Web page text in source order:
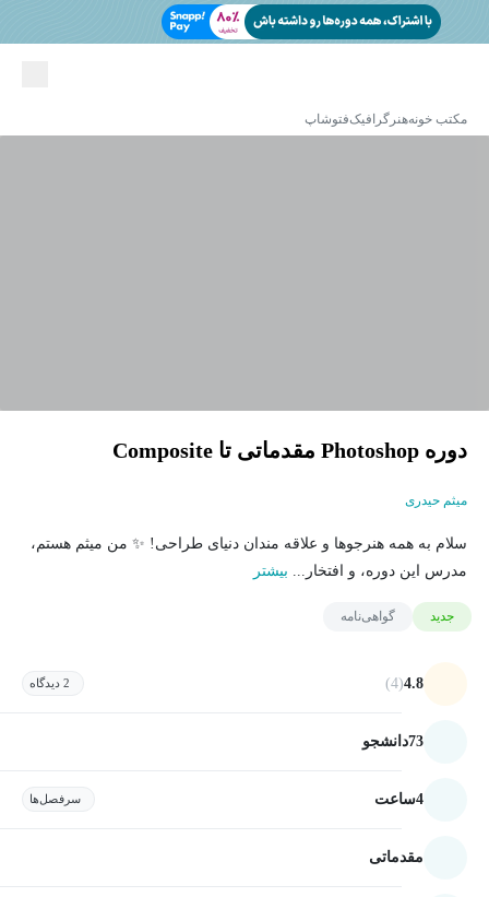
مکتب خونههنر گرافیکفتوشاپ
دوره Photoshop مقدماتی تا Composite
میثم حیدری
سلام به همه هنرجوها و علاقه مندان دنیای طراحی! ✨ من میثم هستم،
مدرس این دوره، و افتخار... بیشتر
جدید گواهی‌نامه
4.8
(4) 2 دیدگاه
73دانشجو
4ساعت سرفصل‌ها
مقدماتی